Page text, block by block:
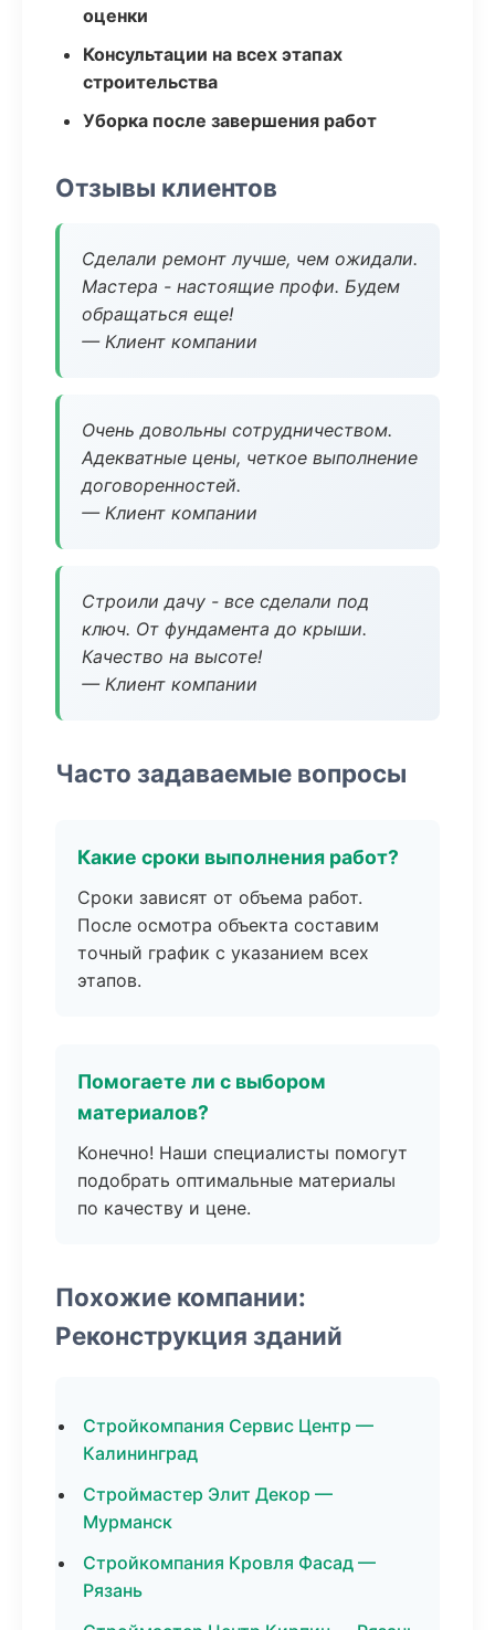
оценки
Консультации на всех этапах
строительства
Уборка после завершения работ
Отзывы клиентов
Сделали ремонт лучше, чем ожидали.
Мастера - настоящие профи. Будем
обращаться еще!
— Клиент компании
Очень довольны сотрудничеством.
Адекватные цены, четкое выполнение
договоренностей.
— Клиент компании
Строили дачу - все сделали под
ключ. От фундамента до крыши.
Качество на высоте!
— Клиент компании
Часто задаваемые вопросы
Какие сроки выполнения работ?
Сроки зависят от объема работ.
После осмотра объекта составим
точный график с указанием всех
этапов.
Помогаете ли с выбором
материалов?
Конечно! Наши специалисты помогут
подобрать оптимальные материалы
по качеству и цене.
Похожие компании:
Реконструкция зданий
Стройкомпания Сервис Центр —
Калининград
Строймастер Элит Декор —
Мурманск
Стройкомпания Кровля Фасад —
Рязань